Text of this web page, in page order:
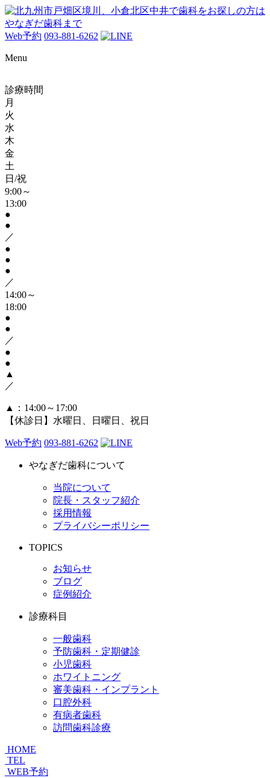
Web予約 093-881-6262
Menu
診療時間
月
火
水
木
金
土
日/祝
9:00～
13:00
●
●
／
●
●
●
／
14:00～
18:00
●
●
／
●
●
▲
／
▲
：14:00～17:00
【休診日】水曜日、日曜日、祝日
Web予約 093-881-6262
やなぎだ歯科について
当院について
院長・スタッフ紹介
採用情報
プライバシーポリシー
TOPICS
お知らせ
ブログ
症例紹介
診療科目
一般歯科
予防歯科・定期健診
小児歯科
ホワイトニング
審美歯科・インプラント
口腔外科
有病者歯科
訪問歯科診療
HOME
TEL
WEB予約